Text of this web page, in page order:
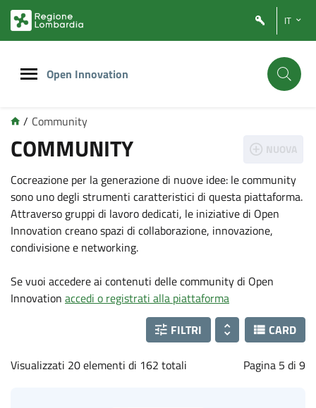
contenuto
footer
IT
Open Innovation
/ Community
COMMUNITY NUOVA
Cocreazione per la generazione di nuove idee: le community
sono uno degli strumenti caratteristici di questa piattaforma.
Attraverso gruppi di lavoro dedicati, le iniziative di Open
Innovation creano spazi di collaborazione, innovazione,
condivisione e networking.
Se vuoi accedere ai contenuti delle community di Open
Innovation accedi o registrati alla piattaforma
FILTRI
CARD
Visualizzati 20 elementi di 162 totali Pagina 5 di 9